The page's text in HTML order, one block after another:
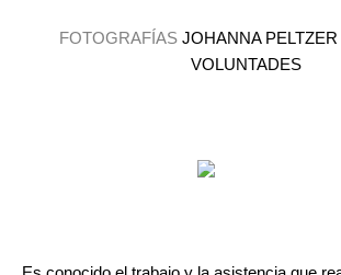
FOTOGRAFÍAS JOHANNA
VOLUNTADES